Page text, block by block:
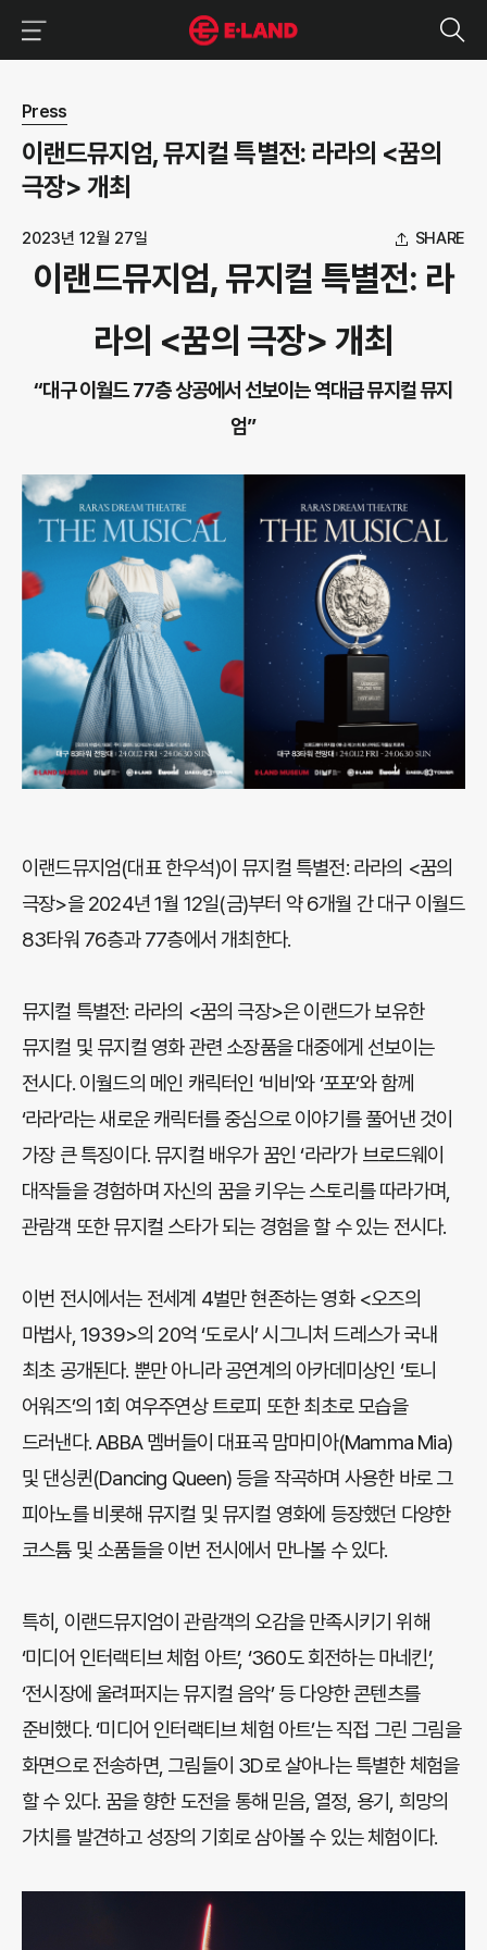
뉴스 상세보기
Press
이랜드뮤지엄, 뮤지컬 특별전: 라라의 <꿈의
극장> 개최
2023년 12월 27일 SHARE
이랜드뮤지엄, 뮤지컬 특별전: 라
라의 <꿈의 극장> 개최
“대구 이월드 77층 상공에서 선보이는 역대급 뮤지컬 뮤지
엄”
이랜드뮤지엄(대표 한우석)이 뮤지컬 특별전: 라라의 <꿈의
극장>을 2024년 1월 12일(금)부터 약 6개월 간 대구 이월드
83타워 76층과 77층에서 개최한다.
뮤지컬 특별전: 라라의 <꿈의 극장>은 이랜드가 보유한
뮤지컬 및 뮤지컬 영화 관련 소장품을 대중에게 선보이는
전시다. 이월드의 메인 캐릭터인 ‘비비’와 ‘포포’와 함께
‘라라’라는 새로운 캐릭터를 중심으로 이야기를 풀어낸 것이
가장 큰 특징이다. 뮤지컬 배우가 꿈인 ‘라라’가 브로드웨이
대작들을 경험하며 자신의 꿈을 키우는 스토리를 따라가며,
관람객 또한 뮤지컬 스타가 되는 경험을 할 수 있는 전시다.
이번 전시에서는 전세계 4벌만 현존하는 영화 <오즈의
마법사, 1939>의 20억 ‘도로시’ 시그니처 드레스가 국내
최초 공개된다. 뿐만 아니라 공연계의 아카데미상인 ‘토니
어워즈’의 1회 여우주연상 트로피 또한 최초로 모습을
드러낸다. ABBA 멤버들이 대표곡 맘마미아(Mamma Mia)
및 댄싱퀸(Dancing Queen) 등을 작곡하며 사용한 바로 그
피아노를 비롯해 뮤지컬 및 뮤지컬 영화에 등장했던 다양한
코스튬 및 소품들을 이번 전시에서 만나볼 수 있다.
특히, 이랜드뮤지엄이 관람객의 오감을 만족시키기 위해
‘미디어 인터랙티브 체험 아트’, ‘360도 회전하는 마네킨’,
‘전시장에 울려퍼지는 뮤지컬 음악’ 등 다양한 콘텐츠를
준비했다. ‘미디어 인터랙티브 체험 아트’는 직접 그린 그림을
화면으로 전송하면, 그림들이 3D로 살아나는 특별한 체험을
할 수 있다. 꿈을 향한 도전을 통해 믿음, 열정, 용기, 희망의
가치를 발견하고 성장의 기회로 삼아볼 수 있는 체험이다.